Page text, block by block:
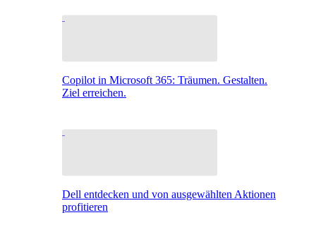
Copilot in Microsoft 365: Träumen. Gestalten.
Ziel erreichen.
Dell entdecken und von ausgewählten Aktionen
profitieren